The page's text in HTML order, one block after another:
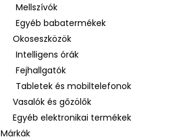
Mellszívók
Egyéb babatermékek
Okoseszközök
Intelligens órák
Fejhallgatók
Tabletek és mobiltelefonok
Vasalók és gőzölők
Egyéb elektronikai termékek
Márkák